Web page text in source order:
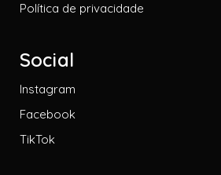
Política de privacidade
Social
Instagram
Facebook
TikTok